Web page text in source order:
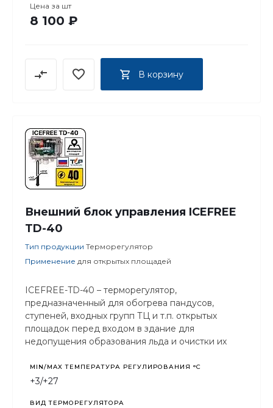
Цена за шт
8 100 ₽
В корзину
Внешний блок управления ICEFREE
TD-40
Тип продукции Терморегулятор
Применение для открытых площадей
ICEFREE-TD-40 – терморегулятор,
предназначенный для обогрева пандусов,
ступеней, входных групп ТЦ и т.п. открытых
площадок перед входом в здание для
недопущения образования льда и очистки их
MIN/MAX ТЕМПЕРАТУРА РЕГУЛИРОВАНИЯ °С
+3/+27
ВИД ТЕРМОРЕГУЛЯТОРА